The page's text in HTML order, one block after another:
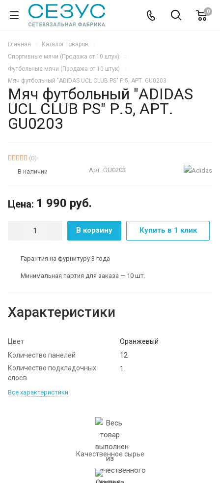
0
Главная
Каталог товаров
Спортивные мячи (Продажа от 10 штук)
Футбольные мячи (Продажа от 10 штук)
Мяч футбольный "ADIDAS UCL CLUB PS" Р.5, АРТ. GU0203
Мяч футбольный "ADIDAS
UCL CLUB PS" Р.5, АРТ.
GU0203
(0)
В наличии
Арт. GU0203
Цена: 1 990 руб.
В корзину Купить в 1 клик
Гарантия на фурнитуру 3 года
Минимальная партия для заказа — 10 шт.
Характеристики
Цвет
Оранжевый
Количество панелей
12
Количество подкладочных
слоев
1
Все характеристики
Качественное сырье